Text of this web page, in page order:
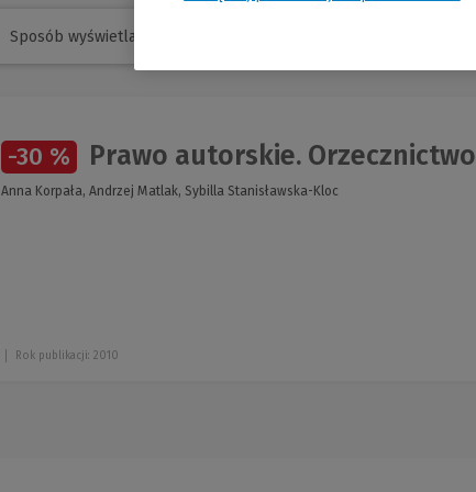
Sposób wyświetlania
-30 % Prawo autorskie. Orzecznictwo
Anna Korpała, Andrzej Matlak, Sybilla Stanisławska-Kloc
Rok publikacji: 2010